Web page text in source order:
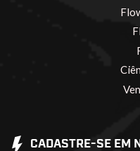
CADASTRE-SE EM